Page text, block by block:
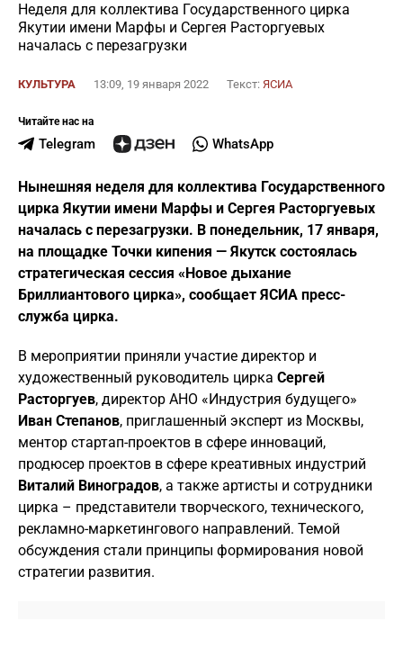
Неделя для коллектива Государственного цирка
Якутии имени Марфы и Сергея Расторгуевых
началась с перезагрузки
КУЛЬТУРА 13:09, 19 января 2022 Текст: ЯСИА
Читайте нас на
Telegram WhatsApp
Нынешняя неделя для коллектива Государственного
цирка Якутии имени Марфы и Сергея Расторгуевых
началась с перезагрузки. В понедельник, 17 января,
на площадке Точки кипения — Якутск состоялась
стратегическая сессия «Новое дыхание
Бриллиантового цирка», сообщает ЯСИА пресс-
служба цирка.
В мероприятии приняли участие директор и
художественный руководитель цирка Сергей
Расторгуев, директор АНО «Индустрия будущего»
Иван Степанов, приглашенный эксперт из Москвы,
ментор стартап-проектов в сфере инноваций,
продюсер проектов в сфере креативных индустрий
Виталий Виноградов, а также артисты и сотрудники
цирка – представители творческого, технического,
рекламно-маркетингового направлений. Темой
обсуждения стали принципы формирования новой
стратегии развития.